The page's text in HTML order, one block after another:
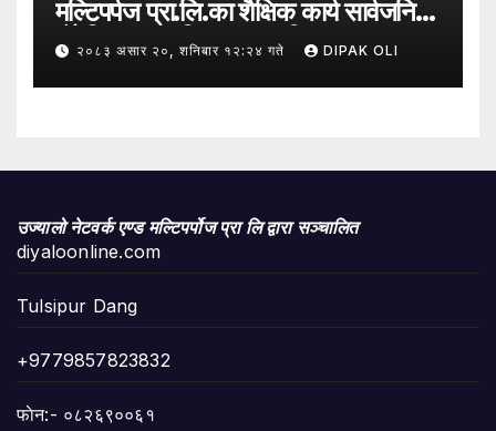
मल्टिपर्पज प्रा.लि.का शैक्षिक कार्य सार्वजनिक
हुँदै शिक्षा, सामाजिक उत्तरदायित्व र
सकारात्मक सन्देशलाई
२०८३ असार २०, शनिबार १२:२४ गते DIPAK OLI
उज्यालो नेटवर्क एण्ड मल्टिपर्पोज प्रा लि द्वारा सञ्चालित
diyaloonline.com
Tulsipur Dang
+9779857823832
फाेन:- ०८२६९००६१